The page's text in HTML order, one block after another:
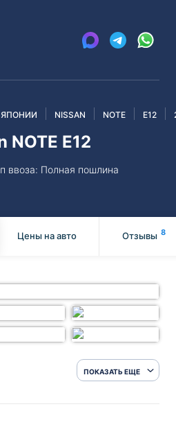
NISSAN NOTE E12
NOTE E12
ввоза: Полная пошлина
Цены на авто Отзывы 8
ПОКАЗАТЬ ЕЩЕ